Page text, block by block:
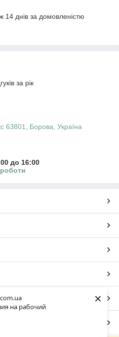
на рабочий
×
днів за домовленістю
за рік
63801, Борова, Україна
до 16:00